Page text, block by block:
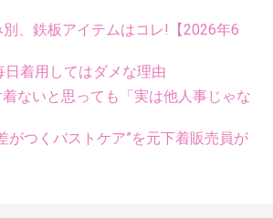
、鉄板アイテムはコレ!【2026年6
着用してはダメな理由
ないと思っても「実は他人事じゃな
つくバストケア”を元下着販売員が